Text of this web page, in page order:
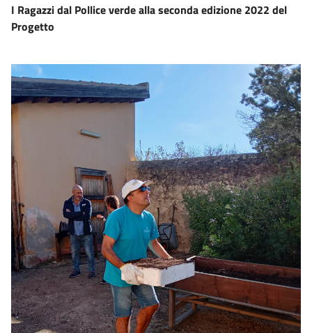
I Ragazzi dal Pollice verde alla seconda edizione 2022 del
Progetto